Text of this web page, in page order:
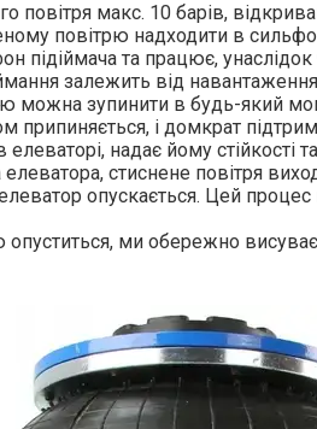
повітря макс. 10 барів,
повітрю надходити в
підіймача та працює,
залежить від
можна зупинити в будь-який
припиняється, і домкрат
надає йому стійкості
стиснене повітря
опускається. Цей
опуститься, ми обережно